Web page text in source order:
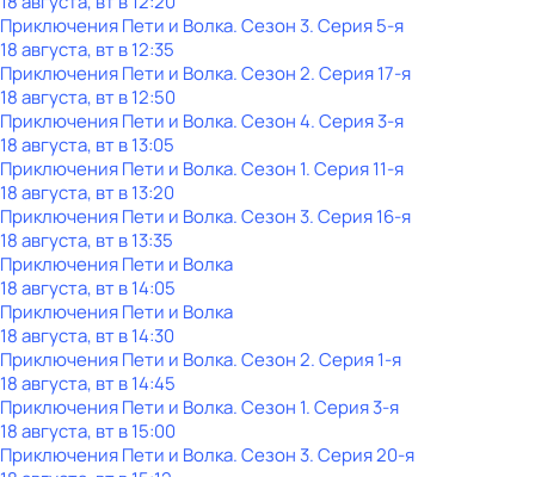
Приключения Пети и Волка. Сезон 3. Серия 5-я
18 августа, вт в 12:35
Приключения Пети и Волка. Сезон 2. Серия 17-я
18 августа, вт в 12:50
Приключения Пети и Волка. Сезон 4. Серия 3-я
18 августа, вт в 13:05
Приключения Пети и Волка. Сезон 1. Серия 11-я
18 августа, вт в 13:20
Приключения Пети и Волка. Сезон 3. Серия 16-я
18 августа, вт в 13:35
Приключения Пети и Волка
18 августа, вт в 14:05
Приключения Пети и Волка
18 августа, вт в 14:30
Приключения Пети и Волка. Сезон 2. Серия 1-я
18 августа, вт в 14:45
Приключения Пети и Волка. Сезон 1. Серия 3-я
18 августа, вт в 15:00
Приключения Пети и Волка. Сезон 3. Серия 20-я